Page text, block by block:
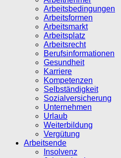
Arbeitsbedingungen
Arbeitsformen
Arbeitsmarkt
Arbeitsplatz
Arbeitsrecht
Berufsinformationen
Gesundheit
Karriere
Kompetenzen
Selbständigkeit
Sozialversicherung
Unternehmen
Urlaub
Weiterbildung
Vergütung
Arbeitsende
Insolvenz